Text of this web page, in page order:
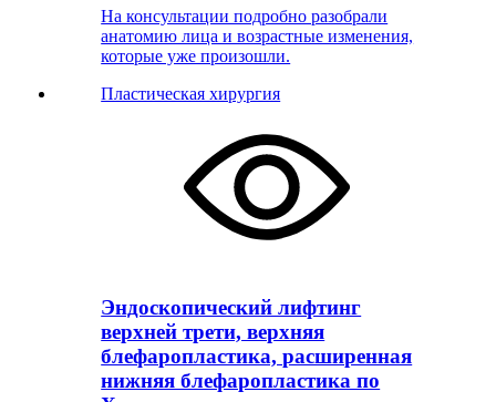
На консультации подробно разобрали
анатомию лица и возрастные изменения,
которые уже произошли.
Пластическая хирургия
Эндоскопический лифтинг
верхней трети, верхняя
блефаропластика, расширенная
нижняя блефаропластика по